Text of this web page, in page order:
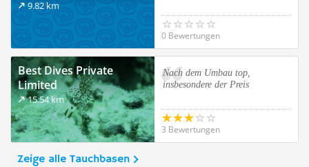
9.82 km
0 Bewertungen
Best Dives Private
Limited
15.54 km
Nach dem Umbau top,
insbesondere der Preis
3 Bewertungen
Zeige alle Tauchbasen